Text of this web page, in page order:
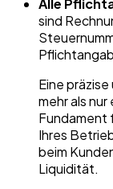
Alle
sind
Eine
mehr als
Fundament
Ihres
beim
Liquidität.